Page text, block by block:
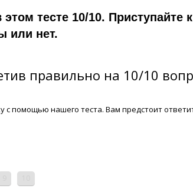
тесте 10/10. Приступайте к
или нет.